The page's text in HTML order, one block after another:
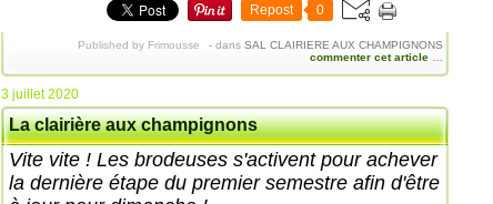
Repost 0
Published by Frimousse - dans SAL CLAIRIERE AUX CHAMPIGNONS
commenter cet article
3 juillet 2020
La clairière aux champignons
Vite vite ! Les brodeuses s'activent pour achever
la dernière étape du premier semestre afin d'être